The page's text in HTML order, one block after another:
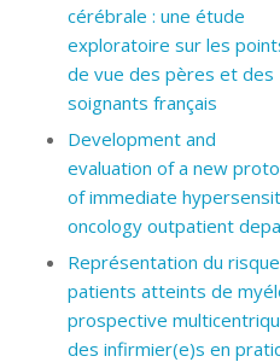
cérébrale : une étude
exploratoire sur les
de vue des pères et des
soignants français
Development and
evaluation of a new
of immediate
oncology outpatient
Représentation du
patients atteints de
prospective
des infirmier(e)s en